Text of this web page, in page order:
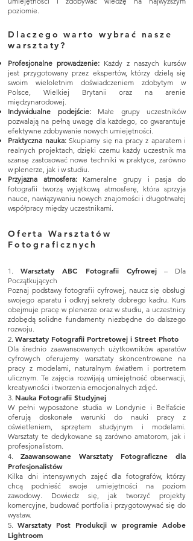
poziomie.
Dlaczego warto wybrać nasze
warsztaty?
Profesjonalne prowadzenie: Każdy z naszych kursów
jest przygotowany przez ekspertów, którzy dzielą się
swoim wieloletnim doświadczeniem zdobytym w
Polsce, Wielkiej Brytanii oraz na arenie
międzynarodowej.
Indywidualne podejście:Małe grupy uczestników
pozwalają na pełną uwagę dla każdego, co gwarantuje
efektywne zdobywanie nowych umiejętności.
Praktyczna nauka: Skupiamy się na pracy z aparatem i
realnych projektach, dzięki czemu każdy uczestnik ma
szansę zastosować nowe techniki w praktyce, zarówno
w plenerze, jak i w studiu.
Przyjazna atmosfera:Kameralne grupy i pasja do
fotografii tworzą wyjątkową atmosferę, która sprzyja
nauce, nawiązywaniu nowych znajomości i długotrwałej
współpracy między uczestnikami.
Oferta Warsztatów
Fotograficznych
1.Warsztaty ABC Fotografii Cyfrowej– Dla
Początkujących
Poznaj podstawy fotografii cyfrowej, naucz się obsługi
swojego aparatu i odkryj sekrety dobrego kadru. Kurs
obejmuje pracę w plenerze oraz w studiu, a uczestnicy
zdobędą solidne fundamenty niezbędne do dalszego
rozwoju.
2. Warsztaty Fotografii Portretowej i Street Photo
Dla średnio zaawansowanych użytkowników aparatów
cyfrowych oferujemy warsztaty skoncentrowane na
pracy z modelami, naturalnym światłem i portretem
ulicznym. Te zajęcia rozwijają umiejętność obserwacji,
kreatywności i tworzenia emocjonalnych zdjęć.
3. Nauka Fotografii Studyjnej
W pełni wyposażone studia w Londynie i Belfaście
oferują doskonałe warunki do nauki pracy z
oświetleniem, sprzętem studyjnym i modelami.
Warsztaty te dedykowane są zarówno amatorom, jak i
profesjonalistom.
4. Zaawansowane Warsztaty Fotograficzne dla
Profesjonalistów
Kilka dni intensywnych zajęć dla fotografów, którzy
chcą podnieść swoje umiejętności na poziom
zawodowy. Dowiedz się, jak tworzyć projekty
komercyjne, budować portfolia i przygotowywać się do
wystaw.
5. Warsztaty Post Produkcji w programie Adobe
Lightroom